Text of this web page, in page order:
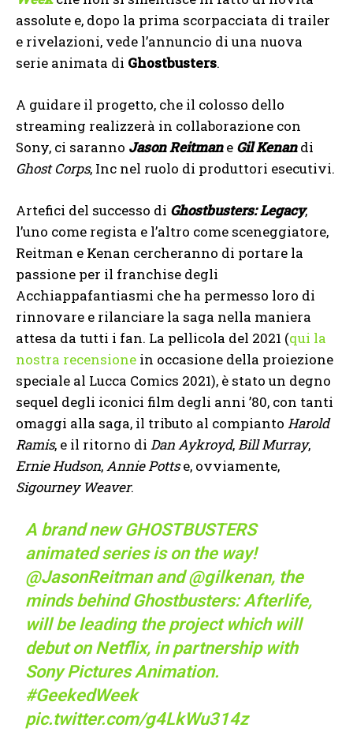
assolute e, dopo la prima scorpacciata di trailer
e rivelazioni, vede l’annuncio di una nuova
serie animata di Ghostbusters.
A guidare il progetto, che il colosso dello
streaming realizzerà in collaborazione con
Sony, ci saranno Jason Reitmane Gil Kenandi
Ghost Corps, Inc nel ruolo di produttori esecutivi.
Artefici del successo di Ghostbusters: Legacy,
l’uno come regista e l’altro come sceneggiatore,
Reitman e Kenan cercheranno di portare la
passione per il franchise degli
Acchiappafantiasmi che ha permesso loro di
rinnovare e rilanciare la saga nella maniera
attesa da tutti i fan. La pellicola del 2021 (qui la
nostra recensione in occasione della proiezione
speciale al Lucca Comics 2021), è stato un degno
sequel degli iconici film degli anni ’80, con tanti
omaggi alla saga, il tributo al compianto Harold
Ramis, e il ritorno di Dan Aykroyd,Bill Murray,
Ernie Hudson,Annie Pottse, ovviamente,
Sigourney Weaver.
A brand new GHOSTBUSTERS
animated series is on the way!
@JasonReitmanand@gilkenan, the
minds behind Ghostbusters: Afterlife,
will be leading the project which will
debut on Netflix, in partnership with
Sony Pictures Animation.
#GeekedWeek
pic.twitter.com/g4LkWu314z